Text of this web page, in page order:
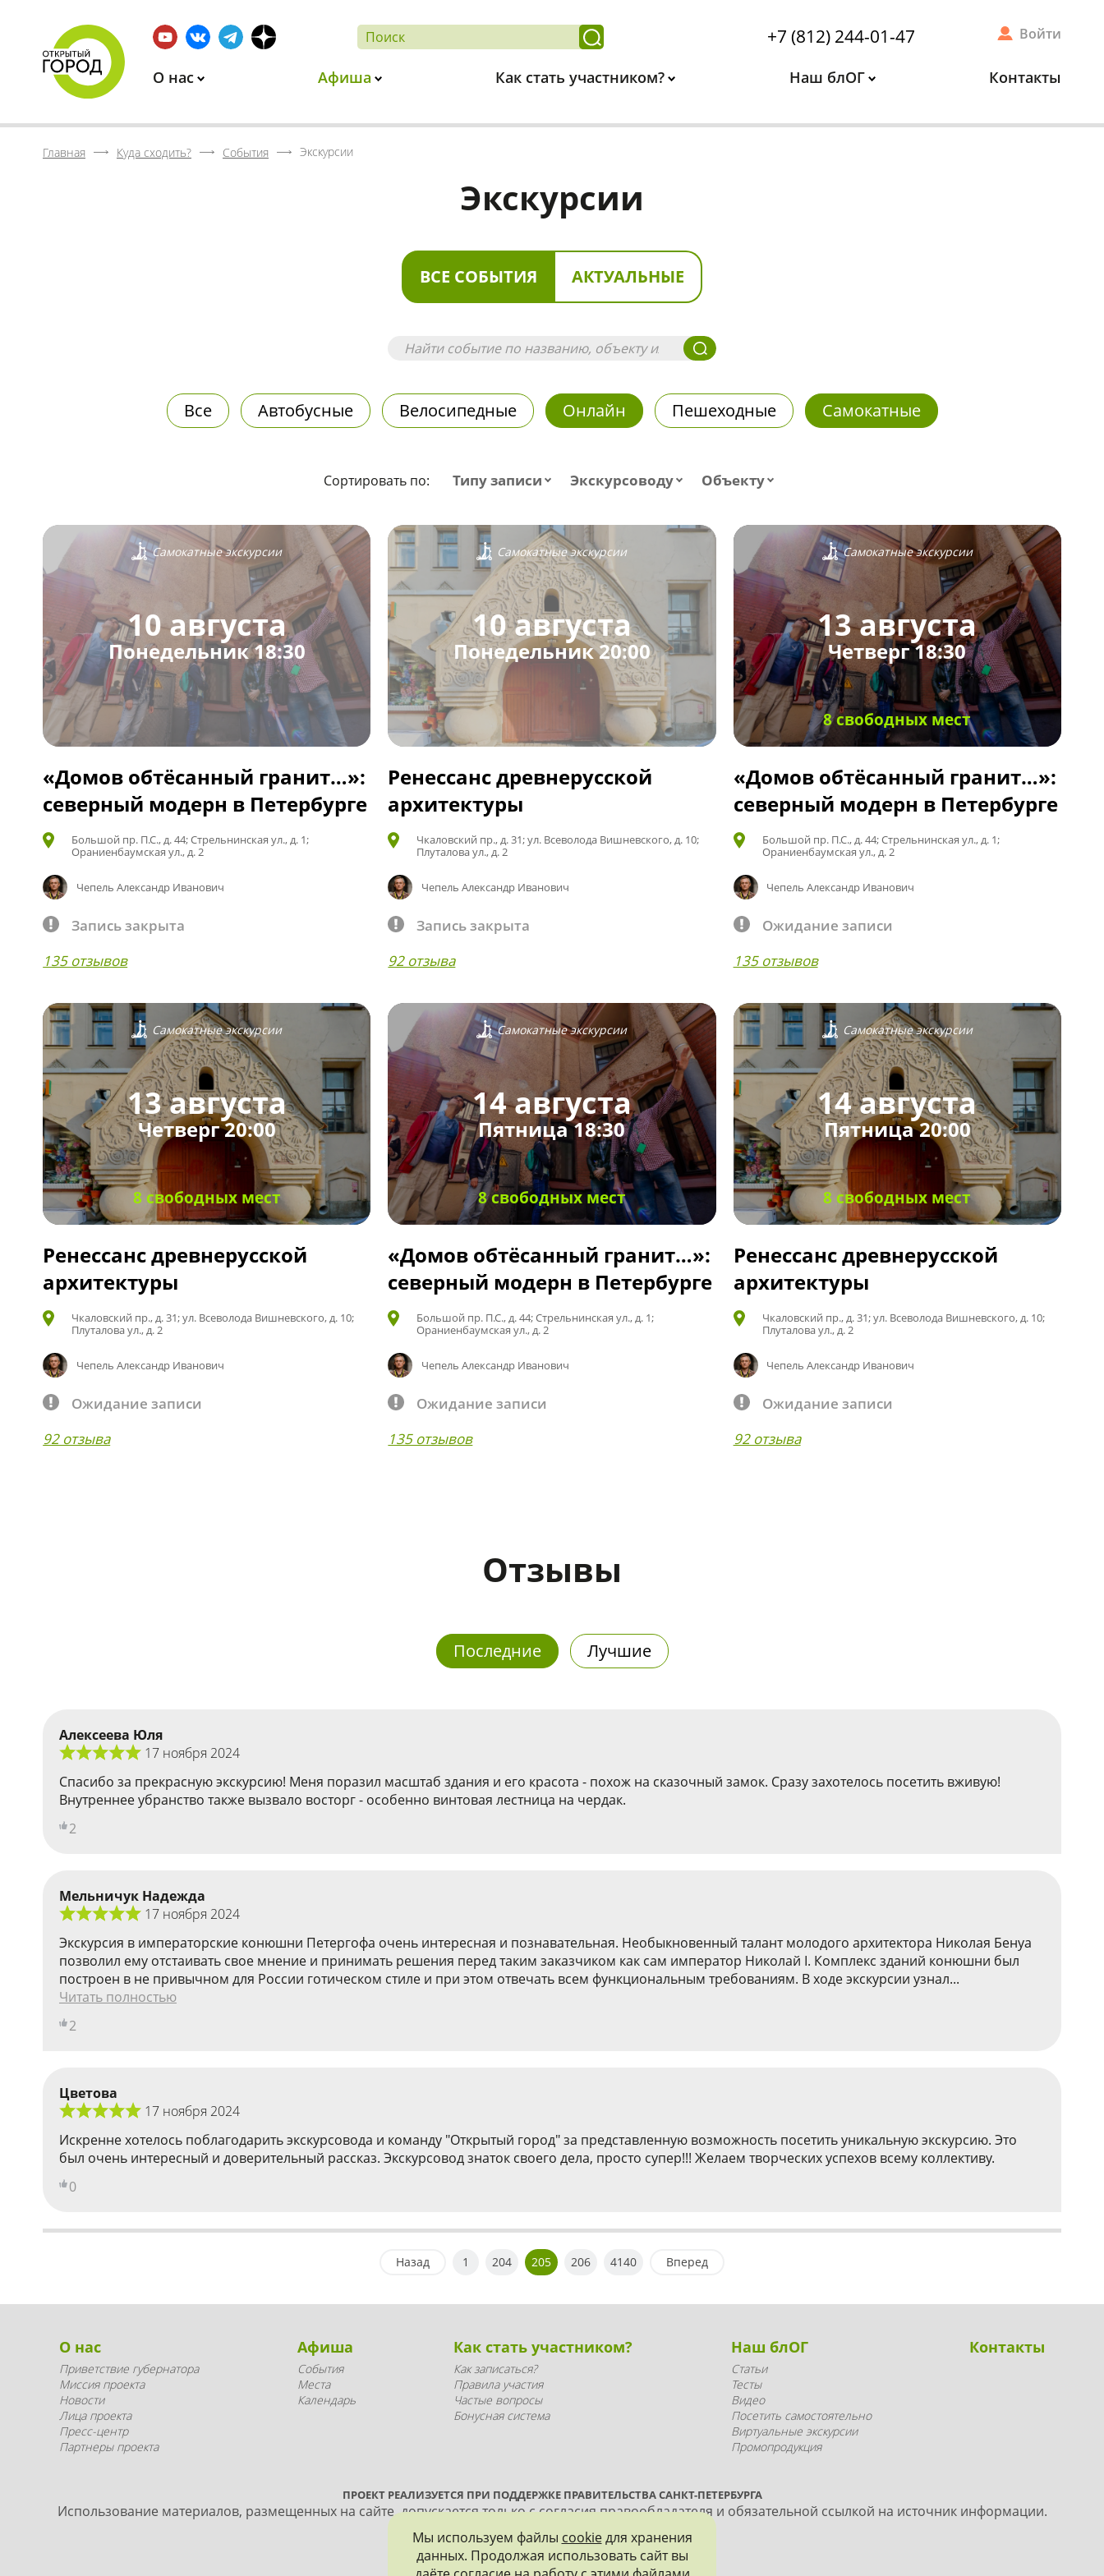
+7 (812) 244-01-47 Войти
О нас Афиша Как стать участником? Наш блОГ Контакты
Главная Куда сходить? События Экскурсии
Экскурсии
ВСЕ СОБЫТИЯ АКТУАЛЬНЫЕ
Все Автобусные Велосипедные Онлайн Пешеходные Самокатные
Сортировать по: Типу записи Экскурсоводу Объекту
Самокатные экскурсии
10 августа
Понедельник 18:30
«Домов обтёсанный гранит…»:
северный модерн в Петербурге
Большой пр. П.С., д. 44; Стрельнинская ул., д. 1;
Ораниенбаумская ул., д. 2
Чепель Александр Иванович
Запись закрыта
135 отзывов
Самокатные экскурсии
10 августа
Понедельник 20:00
Ренессанс древнерусской
архитектуры
Чкаловский пр., д. 31; ул. Всеволода Вишневского, д. 10;
Плуталова ул., д. 2
Чепель Александр Иванович
Запись закрыта
92 отзыва
Самокатные экскурсии
13 августа
Четверг 18:30
8 свободных мест
«Домов обтёсанный гранит…»:
северный модерн в Петербурге
Большой пр. П.С., д. 44; Стрельнинская ул., д. 1;
Ораниенбаумская ул., д. 2
Чепель Александр Иванович
Ожидание записи
135 отзывов
Самокатные экскурсии
13 августа
Четверг 20:00
8 свободных мест
Ренессанс древнерусской
архитектуры
Чкаловский пр., д. 31; ул. Всеволода Вишневского, д. 10;
Плуталова ул., д. 2
Чепель Александр Иванович
Ожидание записи
92 отзыва
Самокатные экскурсии
14 августа
Пятница 18:30
8 свободных мест
«Домов обтёсанный гранит…»:
северный модерн в Петербурге
Большой пр. П.С., д. 44; Стрельнинская ул., д. 1;
Ораниенбаумская ул., д. 2
Чепель Александр Иванович
Ожидание записи
135 отзывов
Самокатные экскурсии
14 августа
Пятница 20:00
8 свободных мест
Ренессанс древнерусской
архитектуры
Чкаловский пр., д. 31; ул. Всеволода Вишневского, д. 10;
Плуталова ул., д. 2
Чепель Александр Иванович
Ожидание записи
92 отзыва
Отзывы
Последние Лучшие
Алексеева Юля
17 ноября 2024
Спасибо за прекрасную экскурсию! Меня поразил масштаб здания и его красота - похож на сказочный замок. Сразу захотелось посетить вживую!
Внутреннее убранство также вызвало восторг - особенно винтовая лестница на чердак.
2
Мельничук Надежда
17 ноября 2024
Экскурсия в императорские конюшни Петергофа очень интересная и познавательная. Необыкновенный талант молодого архитектора Николая Бенуа
позволил ему отстаивать свое мнение и принимать решения перед таким заказчиком как сам император Николай I. Комплекс зданий конюшни был
построен в не привычном для России готическом стиле и при этом отвечать всем функциональным требованиям. В ходе экскурсии узнал...
Читать полностью
2
Цветова
17 ноября 2024
Искренне хотелось поблагодарить экскурсовода и команду "Открытый город" за представленную возможность посетить уникальную экскурсию. Это
был очень интересный и доверительный рассказ. Экскурсовод знаток своего дела, просто супер!!! Желаем творческих успехов всему коллективу.
0
Назад 1 204 205 206 4140 Вперед
О нас
Приветствие губернатора
Миссия проекта
Новости
Лица проекта
Пресс-центр
Партнеры проекта
Афиша
События
Места
Календарь
Как стать участником?
Как записаться?
Правила участия
Частые вопросы
Бонусная система
Наш блОГ
Статьи
Тесты
Видео
Посетить самостоятельно
Виртуальные экскурсии
Промопродукция
Контакты
ПРОЕКТ РЕАЛИЗУЕТСЯ ПРИ ПОДДЕРЖКЕ ПРАВИТЕЛЬСТВА САНКТ-ПЕТЕРБУРГА
Использование материалов, размещенных на сайте, допускается только с согласия правообладателя и обязательной ссылкой на источник информации.
Мы используем файлы cookieдля хранения
данных. Продолжая использовать сайт вы